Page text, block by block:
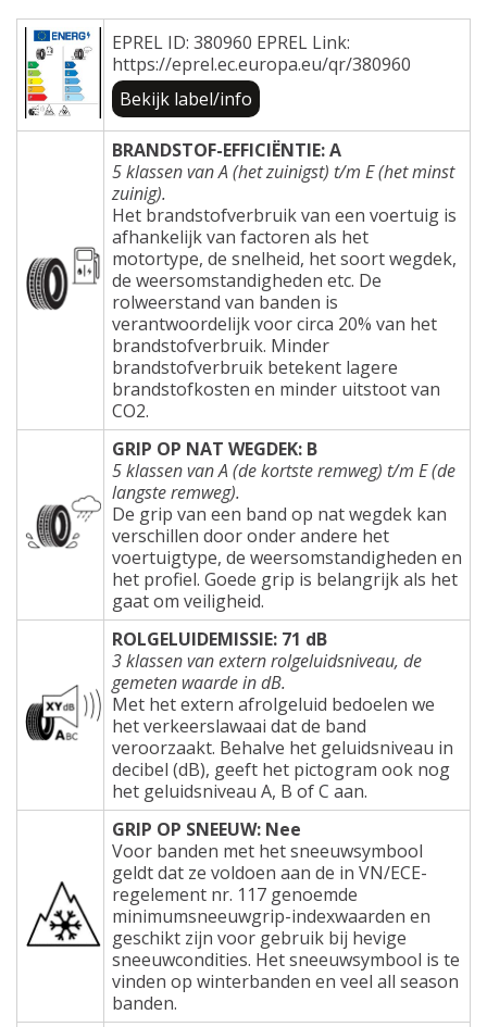
EPREL ID: 380960 EPREL Link:
https://eprel.ec.europa.eu/qr/380960
Bekijk label/info
BRANDSTOF-EFFICIËNTIE: A
5 klassen van A (het zuinigst) t/m E (het minst
zuinig).
Het brandstofverbruik van een voertuig is
afhankelijk van factoren als het
motortype, de snelheid, het soort wegdek,
de weersomstandigheden etc. De
rolweerstand van banden is
verantwoordelijk voor circa 20% van het
brandstofverbruik. Minder
brandstofverbruik betekent lagere
brandstofkosten en minder uitstoot van
CO2.
GRIP OP NAT WEGDEK: B
5 klassen van A (de kortste remweg) t/m E (de
langste remweg).
De grip van een band op nat wegdek kan
verschillen door onder andere het
voertuigtype, de weersomstandigheden en
het profiel. Goede grip is belangrijk als het
gaat om veiligheid.
ROLGELUIDEMISSIE: 71 dB
3 klassen van extern rolgeluidsniveau, de
gemeten waarde in dB.
Met het extern afrolgeluid bedoelen we
het verkeerslawaai dat de band
veroorzaakt. Behalve het geluidsniveau in
decibel (dB), geeft het pictogram ook nog
het geluidsniveau A, B of C aan.
GRIP OP SNEEUW: Nee
Voor banden met het sneeuwsymbool
geldt dat ze voldoen aan de in VN/ECE-
regelement nr. 117 genoemde
minimumsneeuwgrip-indexwaarden en
geschikt zijn voor gebruik bij hevige
sneeuwcondities. Het sneeuwsymbool is te
vinden op winterbanden en veel all season
banden.